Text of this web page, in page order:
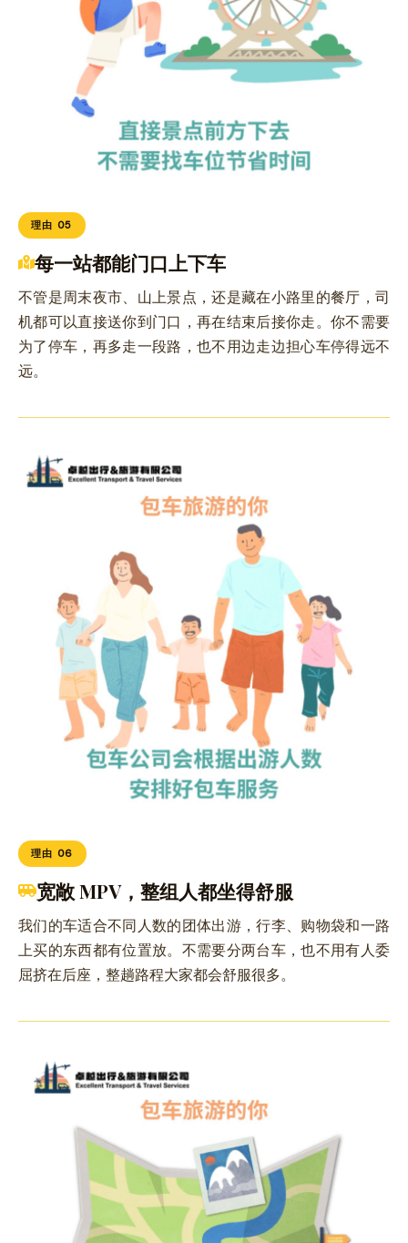
理由 05
每一站都能门口上下车
不管是周末夜市、山上景点，还是藏在小路里的餐厅，司
机都可以直接送你到门口，再在结束后接你走。你不需要
为了停车，再多走一段路，也不用边走边担心车停得远不
远。
理由 06
宽敞 MPV，整组人都坐得舒服
我们的车适合不同人数的团体出游，行李、购物袋和一路
上买的东西都有位置放。不需要分两台车，也不用有人委
屈挤在后座，整趟路程大家都会舒服很多。